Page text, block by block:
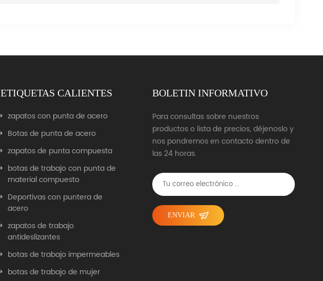
ETIQUETAS CALIENTES
zapatos con punta de acero
Botas de punta de acero
zapatos de punta compuesta
botas de trabajo con punta de
material compuesto
Deportivas con puntera de
acero
zapatos de trabajo
antideslizantes
botas de trabajo impermeables
botas de trabajo de mujer
BOLETIN INFORMATIVO
Para consultas sobre nuestros
productos o lista de precios, déjenoslo y
nos pondremos en contacto dentro de
las 24 horas.
ENVIAR